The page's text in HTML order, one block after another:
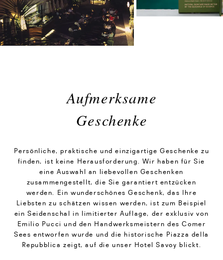
Aufmerksame
Geschenke
Persönliche, praktische und einzigartige Geschenke zu
finden, ist keine Herausforderung. Wir haben für Sie
eine Auswahl an liebevollen Geschenken
zusammengestellt, die Sie garantiert entzücken
werden. Ein wunderschönes Geschenk, das Ihre
Liebsten zu schätzen wissen werden, ist zum Beispiel
ein Seidenschal in limitierter Auflage, der exklusiv von
Emilio Pucci und den Handwerksmeistern des Comer
Sees entworfen wurde und die historische Piazza della
Repubblica zeigt, auf die unser Hotel Savoy blickt.